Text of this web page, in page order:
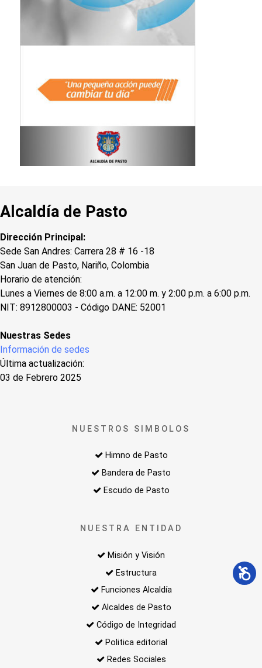
Alcaldía de Pasto
Dirección Principal:
Sede San Andres: Carrera 28 # 16 -18
San Juan de Pasto, Nariño, Colombia
Horario de atención:
Lunes a Viernes de 8:00 a.m. a 12:00 m. y 2:00 p.m. a 6:00 p.m.
NIT: 8912800003 - Código DANE: 52001
Nuestras Sedes
Información de sedes
Última actualización:
03 de Febrero 2025
NUESTROS SIMBOLOS
Himno de Pasto
Bandera de Pasto
Escudo de Pasto
NUESTRA ENTIDAD
Misión y Visión
Estructura
Funciones Alcaldía
Alcaldes de Pasto
Código de Integridad
Politica editorial
Redes Sociales